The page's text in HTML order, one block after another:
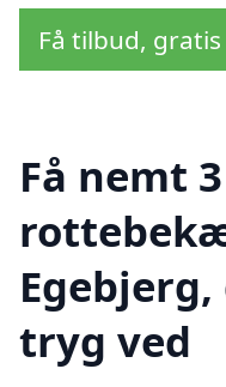
Få tilbud,
Få nemt
tryg ved